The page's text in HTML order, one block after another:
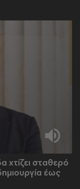
χτίζει σταθερό
έως